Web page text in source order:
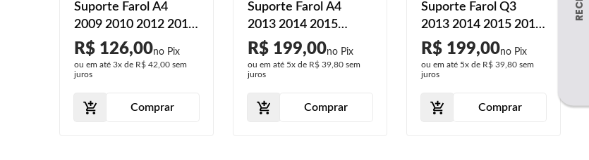
Suporte Farol A4
2009 2010 2012 2012
Dianteiro
R$ 126,00
ou em até 3xde R$ 42,00sem
juros
Comprar
Suporte Farol A4
2013 2014 2015
Dianteiro Preto Liso
R$ 199,00
ou em até 5x de R$ 39,80 sem
juros
Comprar
Suporte Farol Q3
2013 2014 2015 2016
2017 2018 2019 2020
Dianteiro Preto Liso
R$ 199,00
ou em até 5x de R$ 39,80 sem
juros
Comprar